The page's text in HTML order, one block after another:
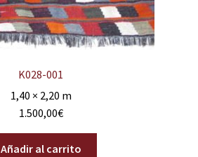
K028-001
1,40 × 2,20 m
1.500,00€
Añadir al carrito